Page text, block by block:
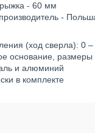
- 60 мм
-
(ход сверла): 0
основание,
и алюминий
в комплекте